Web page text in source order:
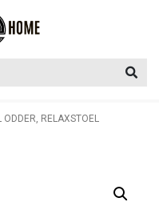
RELAXSTOEL